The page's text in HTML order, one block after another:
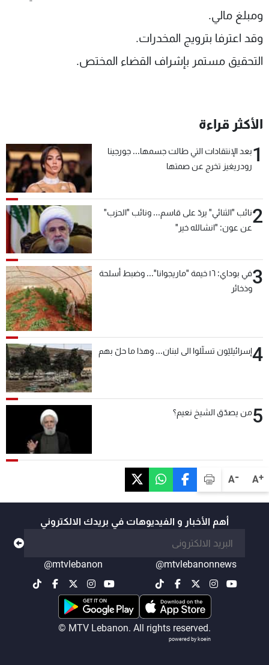
A+
A-
ومبلغ مالي.
وقد اعترفا بترويج المخدرات.
التحقيق مستمر بإشراف القضاء المختص.
الأكثر قراءة
1بعد الإنتقادات التي طالت جسمها... جورجينا
رودريغيز تخرج عن صمتها
2نائب "الثنائي" يردّ على قاسم... ونائب "الحزب"
عن عون: "انشالله خير"
3
في بوداي: ١٦ خيمة "ماريجوانا"... وضبط أسلحة
وذخائر
4إسرائيليّون تسلّلوا الى لبنان... وهذا ما حلّ بهم
5من يصدّق الشيخ نعيم؟
أهم الأخبار و الفيديوهات في بريدك الالكتروني
@mtvlebanonnews
@mtvlebanon
© MTV Lebanon. All rights reserved.
powered by koein